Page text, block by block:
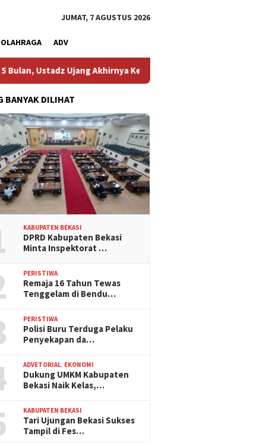
JUMAT, 7 AGUSTUS 2026
OLAHRAGA ADV
Ujang Akhirnya Kembali Melihat Motor Kesayangannya
BANYAK DILIHAT
KABUPATEN BEKASI
DPRD Kabupaten Bekasi
Minta Inspektorat …
PERISTIWA
Remaja 16 Tahun Tewas
Tenggelam di Bendu…
PERISTIWA
Polisi Buru Terduga Pelaku
Penyekapan da…
ADVETORIAL EKONOMI
Dukung UMKM Kabupaten
Bekasi Naik Kelas,…
KABUPATEN BEKASI
Tari Ujungan Bekasi Sukses
Tampil di Fes…